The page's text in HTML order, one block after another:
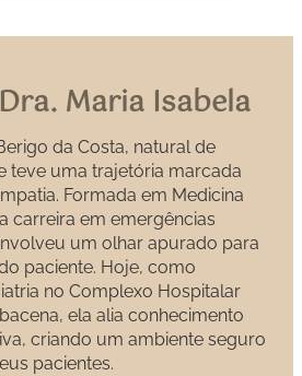
Maria Isabela
da Costa, natural de
teve uma trajetória marcada
Formada em Medicina
carreira em emergências
um olhar apurado para
paciente. Hoje, como
no Complexo Hospitalar
ela alia conhecimento
criando um ambiente seguro
pacientes.